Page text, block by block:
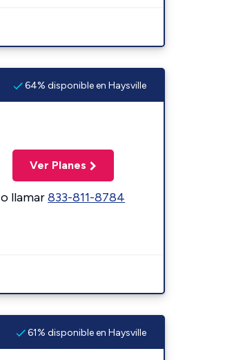
64% disponible en Haysville
Ver Planes
o llamar833-811-8784
61% disponible en Haysville